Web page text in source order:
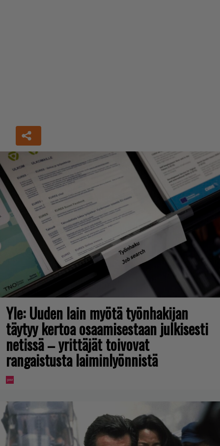
Yle: Uuden lain myötä työnhakijan
täytyy kertoa osaamisestaan julkisesti
netissä – yrittäjät toivovat
rangaistusta laiminlyönnistä